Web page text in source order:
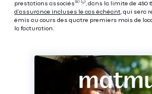
prestations associés⁽³⁾ ⁽⁵⁾, dans la limite de 450
d’assurance incluses le cas échéant, qui sera
émis au cours des quatre premiers mois de
la facturation.